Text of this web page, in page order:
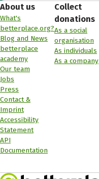
About us
What's
betterplace.org?
Blog and News
betterplace
academy
Our team
Jobs
Press
Contact &
Imprint
Accessibility
Statement
API
Documentation
Collect
donations
As a social
organisation
As individuals
As a company